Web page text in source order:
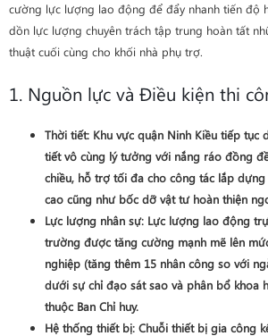
cường lực lượng lao động để đẩy nhanh tiến độ
dồn lực lượng chuyên trách tập trung hoàn tất
thuật cuối cùng cho khối nhà phụ trợ.
1. Nguồn lực và Điều kiện thi
Thời tiết: Khu vực quận Ninh Kiều tiếp tục
tiết vô cùng lý tưởng với nắng ráo đồng
chiều, hỗ trợ tối đa cho công tác lắp
cao cũng như bốc dỡ vật tư hoàn thiện
Lực lượng nhân sự: Lực lượng lao động
trường được tăng cường mạnh mẽ lên
nghiệp (tăng thêm 15 nhân công so với
dưới sự chỉ đạo sát sao và phân bổ khoa
thuộc Ban Chỉ huy.
Hệ thống thiết bị: Chuỗi thiết bị gia công